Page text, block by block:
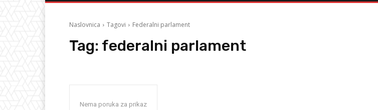
Naslovnica Tagovi Federalni parlament
Tag: federalni parlament
Nema poruka za prikaz